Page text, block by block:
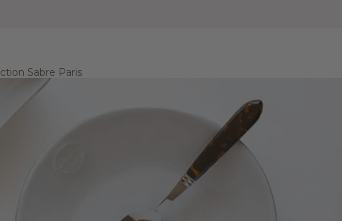
Sabre Paris